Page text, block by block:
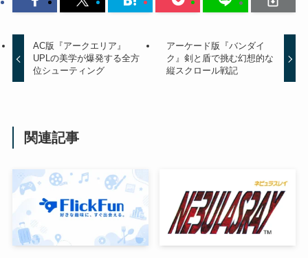
AC版『アークエリア』
UPLの美学が爆発する全方
位シューティング
アーケード版『バンダイ
ク』剣と盾で挑む幻想的な
縦スクロール戦記
関連記事